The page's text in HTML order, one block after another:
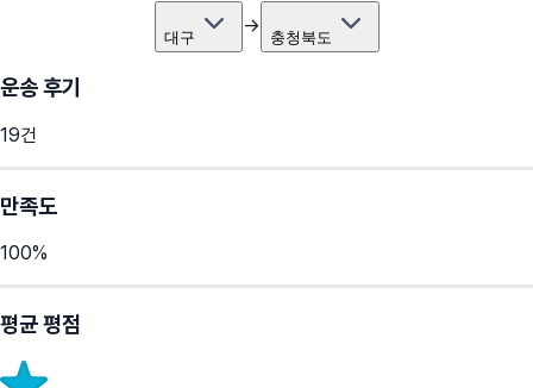
대구 → 충청북도
운송 후기
19건
만족도
100%
평균 평점